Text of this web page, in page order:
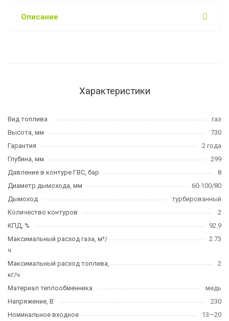
Описание
Характеристики
Вид топлива
газ
Высота, мм
730
Гарантия
2 года
Глубина, мм
299
Давление в контуре ГВС, бар
8
Диаметр дымохода, мм
60-100/80
Дымоход
турбированный
Количество контуров
2
КПД, %
92.9
Максимальный расход газа, м³/
ч
2.73
Максимальный расход топлива,
кг/ч
2
Материал теплообменника
медь
Напряжение, В
230
Номинальное входное
13—20